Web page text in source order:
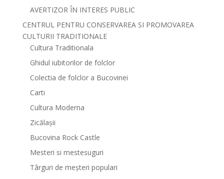
AVERTIZOR ÎN INTERES PUBLIC
CENTRUL PENTRU CONSERVAREA SI PROMOVAREA
CULTURII TRADITIONALE
Cultura Traditionala
Ghidul iubitorilor de folclor
Colectia de folclor a Bucovinei
Carti
Cultura Moderna
Zicălașii
Bucovina Rock Castle
Mesteri si mestesuguri
Târguri de meșteri populari